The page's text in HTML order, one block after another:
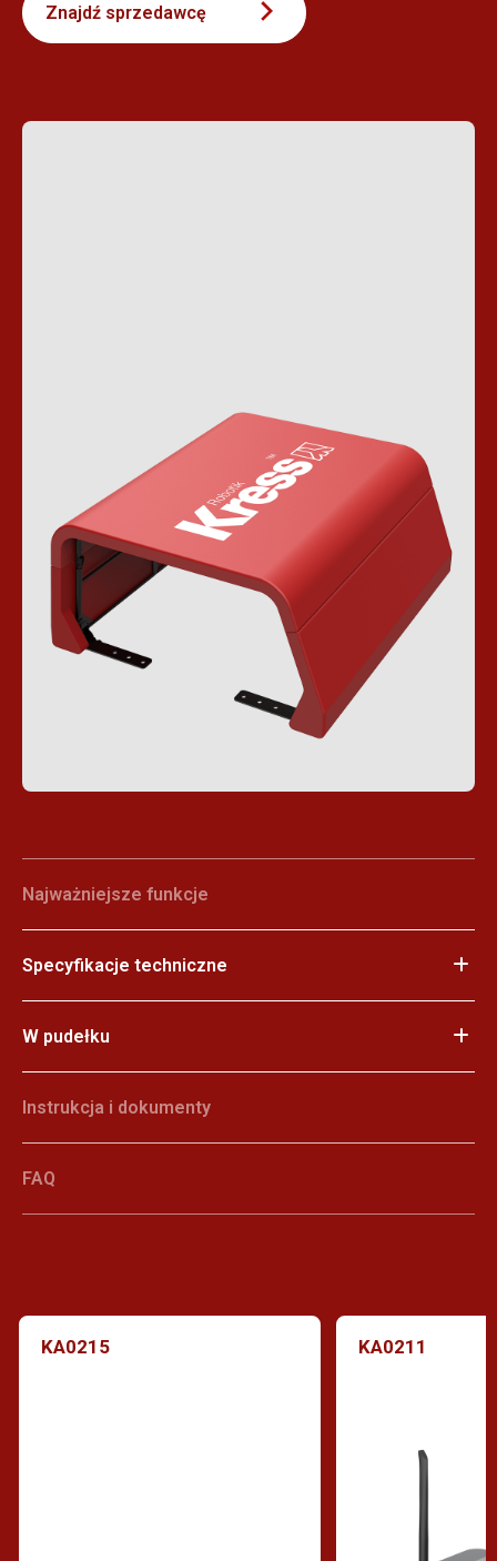
Znajdź sprzedawcę
Najważniejsze funkcje
Specyfikacje techniczne
W pudełku
Instrukcja i dokumenty
FAQ
KA0215 KA0211